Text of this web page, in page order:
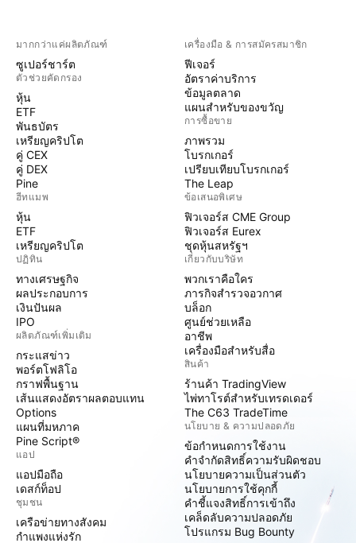
มากกว่าแค่ผลิตภัณฑ์
ซูเปอร์ชาร์ต
ตัวช่วยคัดกรอง
หุ้น
ETF
พันธบัตร
เหรียญคริปโต
คู่ CEX
คู่ DEX
Pine
ฮีทแมพ
หุ้น
ETF
เหรียญคริปโต
ปฏิทิน
ทางเศรษฐกิจ
ผลประกอบการ
เงินปันผล
IPO
ผลิตภัณฑ์เพิ่มเติม
กระแสข่าว
พอร์ตโฟลิโอ
กราฟพื้นฐาน
เส้นแสดงอัตราผลตอบแทน
Options
แผนที่มหภาค
Pine Script®
แอป
แอปมือถือ
เดสก์ท็อป
ชุมชน
เครือข่ายทางสังคม
กำแพงแห่งรัก
เครื่องมือ & การสมัครสมาชิก
ฟีเจอร์
อัตราค่าบริการ
ข้อมูลตลาด
แผนสำหรับของขวัญ
การซื้อขาย
ภาพรวม
โบรกเกอร์
เปรียบเทียบโบรกเกอร์
The Leap
ข้อเสนอพิเศษ
ฟิวเจอร์ส CME Group
ฟิวเจอร์ส Eurex
ชุดหุ้นสหรัฐฯ
เกี่ยวกับบริษัท
พวกเราคือใคร
ภารกิจสำรวจอวกาศ
บล็อก
ศูนย์ช่วยเหลือ
อาชีพ
เครื่องมือสำหรับสื่อ
สินค้า
ร้านค้า TradingView
ไพ่ทาโรต์สำหรับเทรดเดอร์
The C63 TradeTime
นโยบาย & ความปลอดภัย
ข้อกำหนดการใช้งาน
คำจำกัดสิทธิ์ความรับผิดชอบ
นโยบายความเป็นส่วนตัว
นโยบายการใช้คุกกี้
คำชี้แจงสิทธิ์การเข้าถึง
เคล็ดลับความปลอดภัย
โปรแกรม Bug Bounty